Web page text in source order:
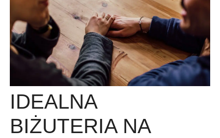
IDEALNA
BIŻUTERIA NA